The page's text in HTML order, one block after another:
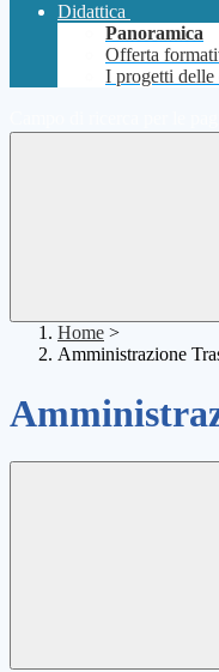
Didattica
Panoramica
Offerta
I progetti delle
Home >
Amministrazione